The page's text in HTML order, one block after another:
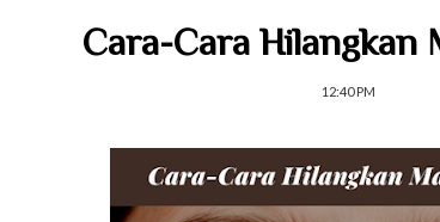
Cara-Cara Hilangkan
12:40 PM